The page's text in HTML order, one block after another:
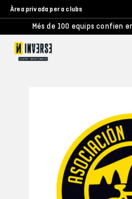
Àrea privada per a clubs
Més de 100 equips confien